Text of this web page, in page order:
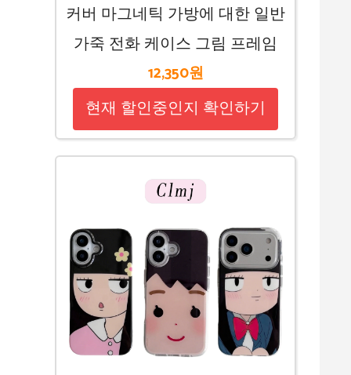
커버 마그네틱 가방에 대한 일반
가죽 전화 케이스 그림 프레임
12,350원
현재 할인중인지 확인하기